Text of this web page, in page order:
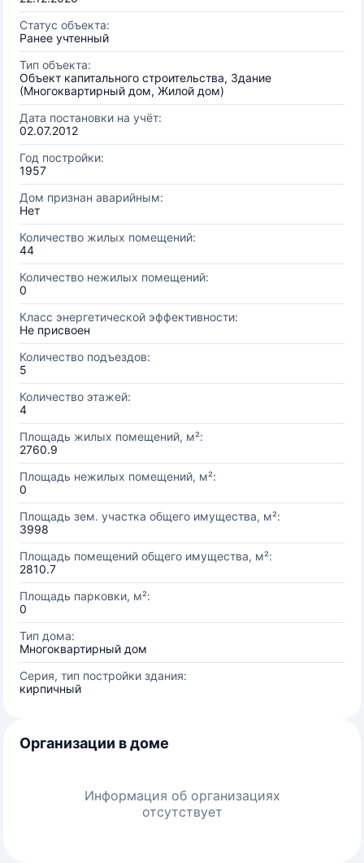
Статус объекта:
Ранее учтенный
Тип объекта:
Объект капитального строительства, Здание
(Многоквартирный дом, Жилой дом)
Дата постановки на учёт:
02.07.2012
Год постройки:
1957
Дом признан аварийным:
Нет
Количество жилых помещений:
44
Количество нежилых помещений:
0
Класс энергетической эффективности:
Не присвоен
Количество подъездов:
5
Количество этажей:
4
Площадь жилых помещений, м²:
2760.9
Площадь нежилых помещений, м²:
0
Площадь зем. участка общего имущества, м²:
3998
Площадь помещений общего имущества, м²:
2810.7
Площадь парковки, м²:
0
Тип дома:
Многоквартирный дом
Серия, тип постройки здания:
кирпичный
Организации в доме
Информация об организациях
отсутствует